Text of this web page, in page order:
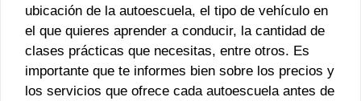
ubicación de la autoescuela, el tipo de vehículo en
el que quieres aprender a conducir, la cantidad de
clases prácticas que necesitas, entre otros. Es
importante que te informes bien sobre los precios y
los servicios que ofrece cada autoescuela antes de